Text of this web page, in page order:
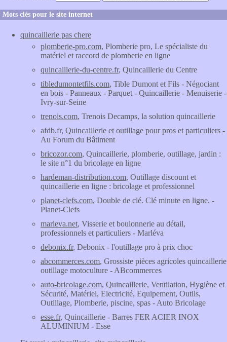
Mots clés pour le site internet
quincaillerie pas chere
plomberie-pro.com, Plomberie pro, Le spécialiste du
matériel et raccord de plomberie en ligne
quincaillerie-du-centre.fr, Quincaillerie du Centre
tibledumontetfils.com, Tible Dumont et Fils - Négociant
en bois - Panneaux - Parquet - Quincaillerie - Menuiserie -
Ivry-sur-Seine
trenois.com, Trenois Decamps, la solution quincaillerie
afdb.fr, Quincaillerie et outillage pour pros et particuliers -
Au Forum du Bâtiment
bricozor.com, Quincaillerie, plomberie, outillage, jardin :
le site n°1 du bricolage en ligne
hardeman-distribution.com, Outillage discount et
quincaillerie en ligne : bricolage et professionnel
planet-clefs.com, Double de clé. Clé minute en ligne. -
Planet-Clefs
marleva.net, Visserie et boulonnerie au détail,
professionnels et particuliers - Marléva
debonix.fr, Debonix - l'outillage pro à prix choc
abcommerces.com, Grossiste pièces agricoles quincaillerie
outillage motoculture - ABcommerces
auto-bricolage.com, Quincaillerie, Ventilation, Hygiène et
Sécurité, Matériel, Electricité, Equipement, Outils,
Outillage, Plomberie, piscine, spas - Auto Bricolage
esse.fr, Quincaillerie - Barres FER ACIER INOX
ALUMINIUM - Esse